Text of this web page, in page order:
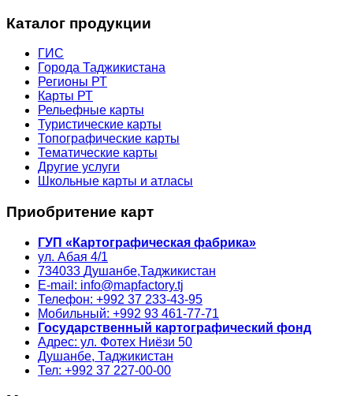
Каталог продукции
ГИС
Города Таджикистана
Регионы РТ
Карты РТ
Рельефные карты
Туристические карты
Топографические карты
Тематические карты
Другие услуги
Школьные карты и атласы
Приобритение карт
ГУП «Картографическая фабрика»
ул. Абая 4/1
734033 Душанбе,Таджикистан
E-mail: info@mapfactory.tj
Телефон: +992 37 233-43-95
Мобильный: +992 93 461-77-71
Государственный картографический фонд
Адрес: ул. Фотех Ниёзи 50
Душанбе, Таджикистан
Тел: +992 37 227-00-00